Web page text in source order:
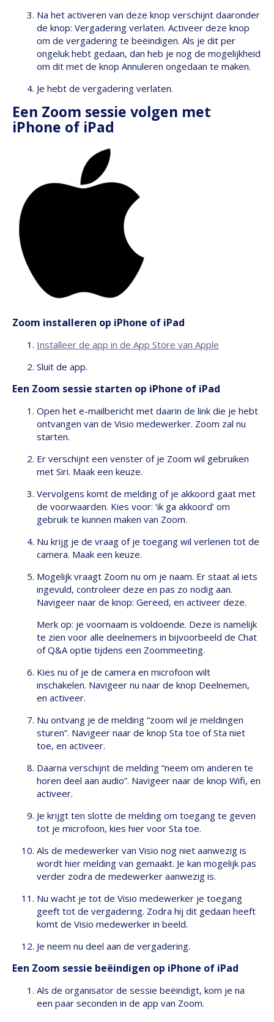
Na het activeren van deze knop verschijnt daaronder
de knop: Vergadering verlaten. Activeer deze knop
om de vergadering te beëindigen. Als je dit per
ongeluk hebt gedaan, dan heb je nog de mogelijkheid
om dit met de knop Annuleren ongedaan te maken.
Je hebt de vergadering verlaten.
Een Zoom sessie volgen met
iPhone of iPad
Zoom installeren op iPhone of iPad
Installeer de app in de App Store van Apple
Sluit de app.
Een Zoom sessie starten op iPhone of iPad
Open het e-mailbericht met daarin de link die je hebt
ontvangen van de Visio medewerker. Zoom zal nu
starten.
Er verschijnt een venster of je Zoom wil gebruiken
met Siri. Maak een keuze.
Vervolgens komt de melding of je akkoord gaat met
de voorwaarden. Kies voor: ‘ik ga akkoord’ om
gebruik te kunnen maken van Zoom.
Nu krijg je de vraag of je toegang wil verlenen tot de
camera. Maak een keuze.
Mogelijk vraagt Zoom nu om je naam. Er staat al iets
ingevuld, controleer deze en pas zo nodig aan.
Navigeer naar de knop: Gereed, en activeer deze.
Merk op: je voornaam is voldoende. Deze is namelijk
te zien voor alle deelnemers in bijvoorbeeld de Chat
of Q&A optie tijdens een Zoommeeting.
Kies nu of je de camera en microfoon wilt
inschakelen. Navigeer nu naar de knop Deelnemen,
en activeer.
Nu ontvang je de melding “zoom wil je meldingen
sturen”. Navigeer naar de knop Sta toe of Sta niet
toe, en activeer.
Daarna verschijnt de melding “neem om anderen te
horen deel aan audio”. Navigeer naar de knop Wifi, en
activeer.
Je krijgt ten slotte de melding om toegang te geven
tot je microfoon, kies hier voor Sta toe.
Als de medewerker van Visio nog niet aanwezig is
wordt hier melding van gemaakt. Je kan mogelijk pas
verder zodra de medewerker aanwezig is.
Nu wacht je tot de Visio medewerker je toegang
geeft tot de vergadering. Zodra hij dit gedaan heeft
komt de Visio medewerker in beeld.
Je neem nu deel aan de vergadering.
Een Zoom sessie beëindigen op iPhone of iPad
Als de organisator de sessie beëindigt, kom je na
een paar seconden in de app van Zoom.